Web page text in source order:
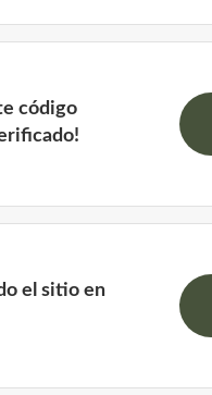
código
el sitio en